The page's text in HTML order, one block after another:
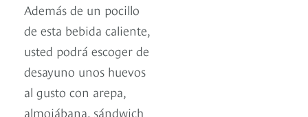
Además de un pocillo
de esta bebida caliente,
usted podrá escoger de
desayuno unos huevos
al gusto con arepa,
almojábana, sándwich